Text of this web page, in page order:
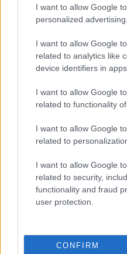
I want to allow Google
personalized advertising.
I want to allow Google
related to analytics like
device identifiers in apps.
I want to allow Google
related to functionality
I want to allow Google
related to
I want to allow Google
related to security,
functionality and fraud
user protection.
CONFIRM
επιλογές όπως το
αρωματισμένη με
μπανάνα και Japanese
τζιν, citrus juice,
lychee και το
με του κόσμου τα
εσπεριδοειδή, κανέλλα,
τους από 7,5€.